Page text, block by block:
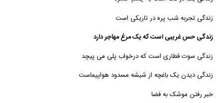
زندگی تجربه شب پره در تاریکی است
زندگی حس غریبی است که یک مرغ مهاجر دارد
زندگی سوت قطاری است که درخواب پلی می پیچد
زندگی دیدن یک باغچه از شیشه مسدود هواپیماست
خبر رفتن موشک به فضا